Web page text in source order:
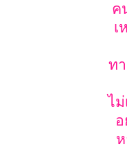
ค
เ
ท
ไ